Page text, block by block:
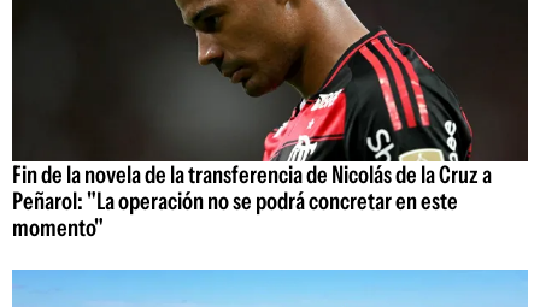
Fin de la novela de la transferencia de Nicolás de la Cruz a
Peñarol: "La operación no se podrá concretar en este
momento"